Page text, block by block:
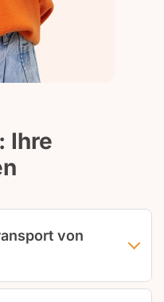
Ihre
von
je nach Route und